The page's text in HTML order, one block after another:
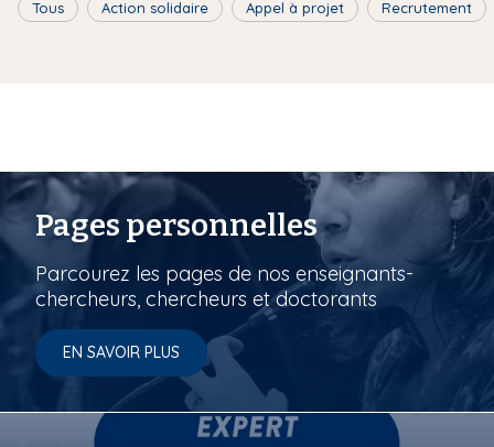
Tous Action solidaire Appel à projet Recrutement
Pages personnelles
Parcourez les pages de nos enseignants-
chercheurs, chercheurs et doctorants
EN SAVOIR PLUS